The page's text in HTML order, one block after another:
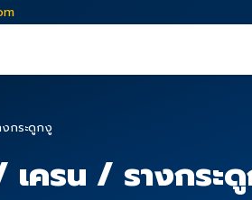
กระดูกงู
เครน / รางกระ